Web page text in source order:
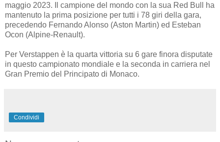
maggio 2023. Il campione del mondo con la sua Red Bull ha
mantenuto la prima posizione per tutti i 78 giri della gara,
precedendo Fernando Alonso (Aston Martin) ed Esteban
Ocon (Alpine-Renault).
Per Verstappen è la quarta vittoria su 6 gare finora disputate
in questo campionato mondiale e la seconda in carriera nel
Gran Premio del Principato di Monaco.
Condividi